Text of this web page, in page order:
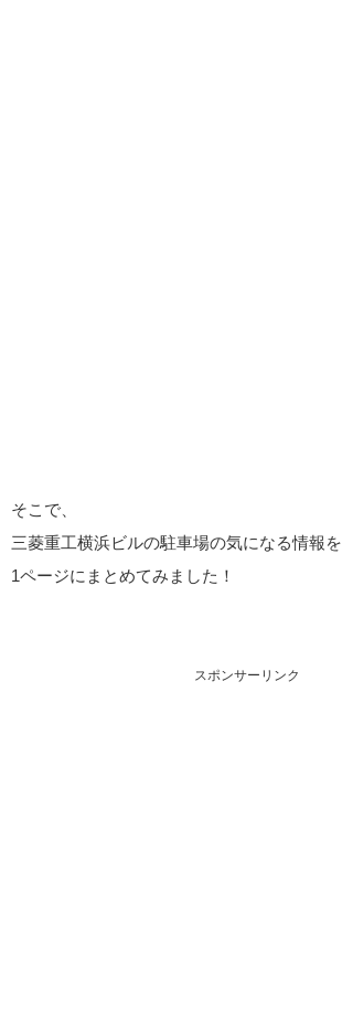
そこで、
三菱重工横浜ビルの駐車場の気になる情報を
1ページにまとめてみました！
スポンサーリンク